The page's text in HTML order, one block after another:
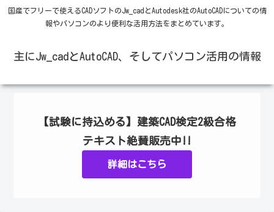
国産でフリーで使えるCADソフトのJw_cadとAutodesk社のAutoCADについての情
報やパソコンのより便利な活用方法をまとめています。
主にJw_cadとAutoCAD、そしてパソコン活用の情報
【試験に持込める】建築CAD検定2級合格
テキスト絶賛販売中!!
詳細はこちら